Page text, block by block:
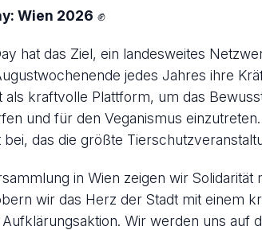
Wien 2026 ✊
hat das Ziel, ein landesweites
jedes Jahres ihre
als kraftvolle Plattform, um das
und für den Veganismus
bei, das die größte
in Wien zeigen wir
wir das Herz der Stadt mit einem
Wir werden uns auf